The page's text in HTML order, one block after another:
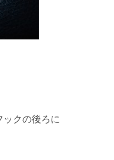
クの後ろに